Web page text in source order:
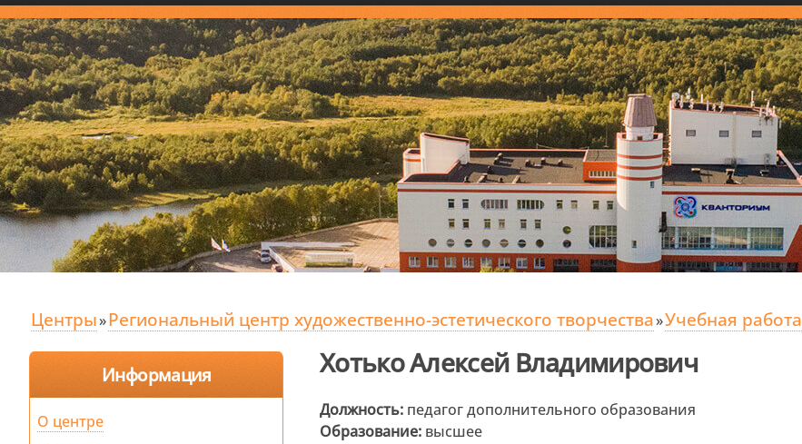
Центры»Региональный центр художественно-эстетического творчества»Учебная работа
Информация
О центре
Хотько Алексей Владимирович
Должность: педагог дополнительного образования
Образование: высшее